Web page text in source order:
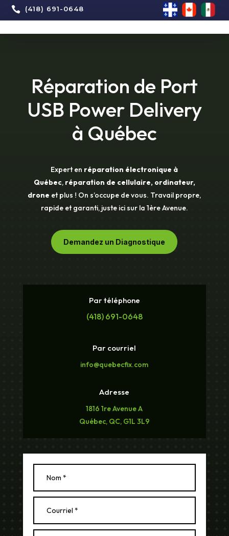
 (418) 691-0648
Réparation de Port
USB Power Delivery
à Québec
Expert en réparation électronique à
Québec, réparation de cellulaire, ordinateur,
drone et plus ! On s’occupe de vous. Travail propre,
rapide et garanti, juste ici sur la 1ère Avenue.
Demandez un Diagnostique
Par téléphone
(418) 691-0648
Par courriel
info@quebecfix.com
Adresse
1816 1re Avenue A
Québec, QC, G1L 3L9